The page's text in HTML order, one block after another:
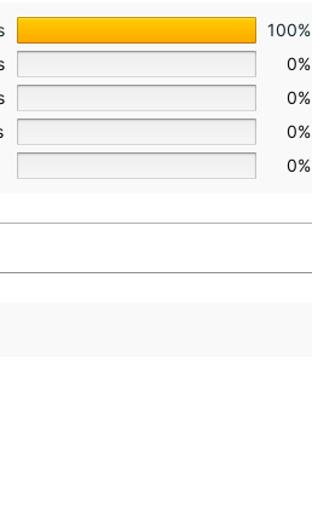
100%
0%
0%
0%
0%